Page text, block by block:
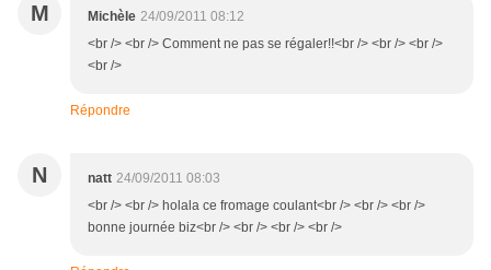
M Michèle 24/09/2011 08:12
<br /> <br /> Comment ne pas se régaler!!<br /> <br /> <br />
<br />
Répondre
N natt 24/09/2011 08:03
<br /> <br /> holala ce fromage coulant<br /> <br /> <br />
bonne journée biz<br /> <br /> <br /> <br />